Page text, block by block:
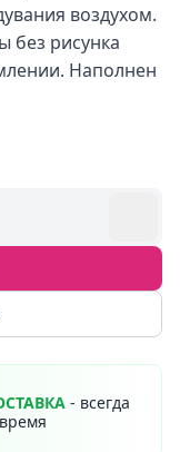
воздухом.
рисунка
Наполнен
- всегда